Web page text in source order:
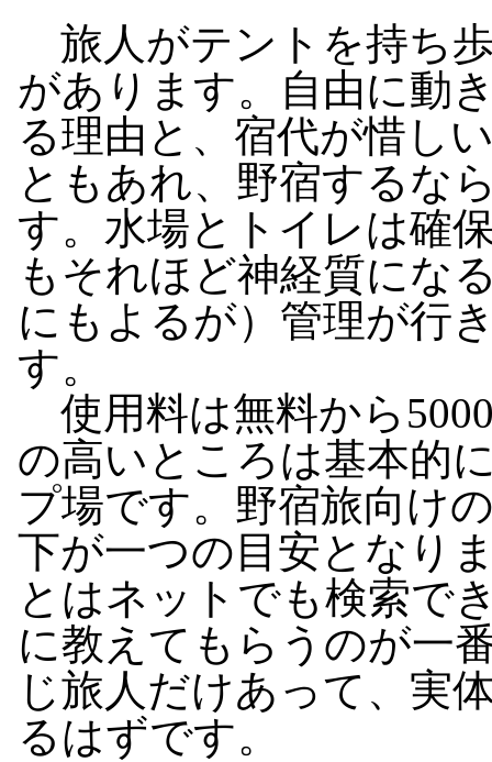
旅人がテントを持ち
があります。自由に動
る理由と、宿代が惜し
ともあれ、野宿するな
す。水場とトイレは確
もそれほど神経質にな
にもよるが）管理が行
す。
使用料は無料から
の高いところは基本的
プ場です。野宿旅向け
下が一つの目安となり
とはネットでも検索で
に教えてもらうのが一
じ旅人だけあって、実
るはずです。